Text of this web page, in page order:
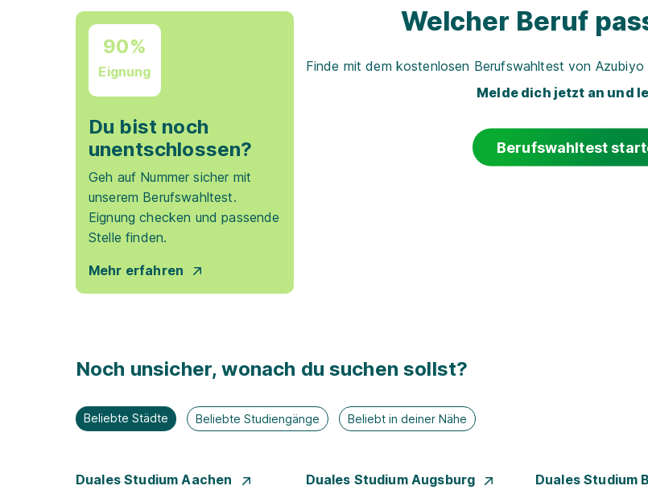
90%
Eignung
Du bist noch
unentschlossen?
Geh auf Nummer sicher mit
unserem Berufswahltest.
Eignung checken und passende
Stelle finden.
Mehr erfahren
Welcher Beruf
Finde mit dem kostenlosen Berufswahltest von
Melde dich jetzt an und
Berufswahltest
Noch unsicher, wonach du suchen sollst?
Beliebte Städte Beliebte Studiengänge Beliebt in deiner Nähe
Duales Studium Aachen Duales Studium Augsburg Duales Studium